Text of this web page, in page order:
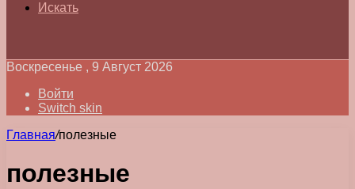
Искать
Воскресенье , 9 Август 2026
Войти
Switch skin
Главная/полезные
полезные